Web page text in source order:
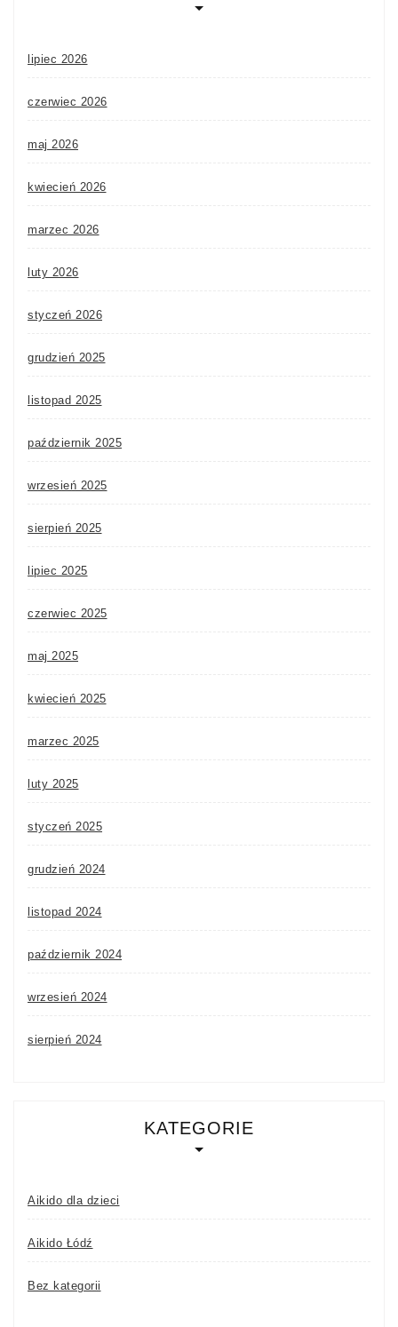
lipiec 2026
czerwiec 2026
maj 2026
kwiecień 2026
marzec 2026
luty 2026
styczeń 2026
grudzień 2025
listopad 2025
październik 2025
wrzesień 2025
sierpień 2025
lipiec 2025
czerwiec 2025
maj 2025
kwiecień 2025
marzec 2025
luty 2025
styczeń 2025
grudzień 2024
listopad 2024
październik 2024
wrzesień 2024
sierpień 2024
KATEGORIE
Aikido dla dzieci
Aikido Łódź
Bez kategorii